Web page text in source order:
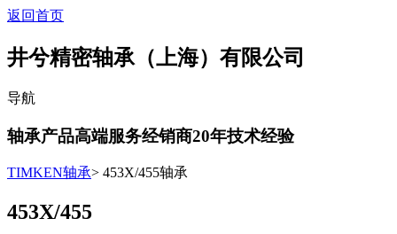
返回首页
井兮精密轴承（上海）有限公司
导航
轴承产品高端服务经销商20年技术经验
TIMKEN轴承> 453X/455轴承
453X/455